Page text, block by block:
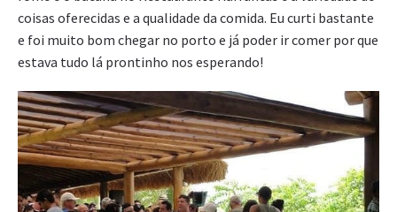
coisas oferecidas e a qualidade da comida. Eu curti bastante
e foi muito bom chegar no porto e já poder ir comer por que
estava tudo lá prontinho nos esperando!